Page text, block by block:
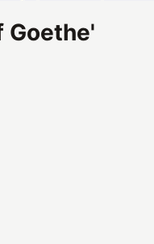
Goethe'